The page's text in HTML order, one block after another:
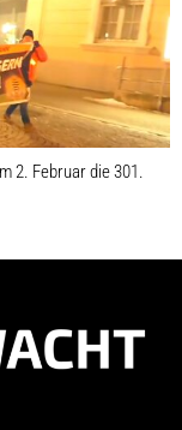
2. Februar die 301.